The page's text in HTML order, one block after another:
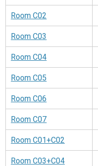
Room C02
Room C03
Room C04
Room C05
Room C06
Room C07
Room C01+C02
Room C03+C04